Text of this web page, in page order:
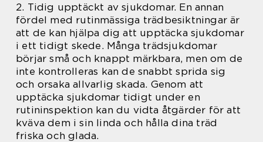
2. Tidig upptäckt av sjukdomar. En annan
fördel med rutinmässiga trädbesiktningar är
att de kan hjälpa dig att upptäcka sjukdomar
i ett tidigt skede. Många trädsjukdomar
börjar små och knappt märkbara, men om de
inte kontrolleras kan de snabbt sprida sig
och orsaka allvarlig skada. Genom att
upptäcka sjukdomar tidigt under en
rutininspektion kan du vidta åtgärder för att
kväva dem i sin linda och hålla dina träd
friska och glada.